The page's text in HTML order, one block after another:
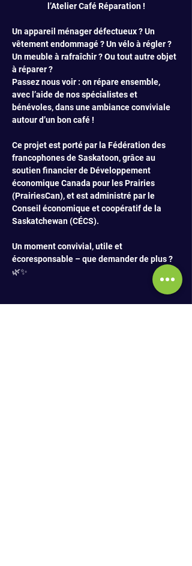
l’Atelier Café Réparation !
Un appareil ménager défectueux ? Un
vêtement endommagé ? Un vélo à régler ?
Un meuble à rafraîchir ? Ou tout autre objet
à réparer ?
Passez nous voir : on répare ensemble,
avec l’aide de nos spécialistes et
bénévoles, dans une ambiance conviviale
autour d’un bon café !
Ce projet est porté par la Fédération des
francophones de Saskatoon, grâce au
soutien financier de Développement
économique Canada pour les Prairies
(PrairiesCan), et est administré par le
Conseil économique et coopératif de la
Saskatchewan (CÉCS).
Un moment convivial, utile et
écoresponsable – que demander de plus ?
🌿✨